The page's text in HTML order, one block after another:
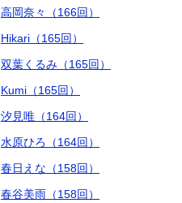
高岡奈々（166回）
Hikari（165回）
双葉くるみ（165回）
Kumi（165回）
汐見唯（164回）
水原ひろ（164回）
春日えな（158回）
春谷美雨（158回）